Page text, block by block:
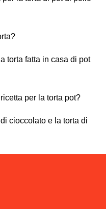
torta fatta in casa di pot
per la torta pot?
cioccolato e la torta di